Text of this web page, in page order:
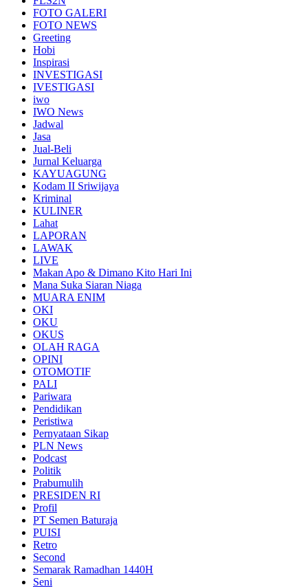
FOTO GALERI
FOTO NEWS
Greeting
Hobi
Inspirasi
INVESTIGASI
IVESTIGASI
iwo
IWO News
Jadwal
Jasa
Jual-Beli
Jurnal Keluarga
KAYUAGUNG
Kodam II Sriwijaya
Kriminal
KULINER
Lahat
LAPORAN
LAWAK
LIVE
Makan Apo & Dimano Kito Hari Ini
Mana Suka Siaran Niaga
MUARA ENIM
OKI
OKU
OKUS
OLAH RAGA
OPINI
OTOMOTIF
PALI
Pariwara
Pendidikan
Peristiwa
Pernyataan Sikap
PLN News
Podcast
Politik
Prabumulih
PRESIDEN RI
Profil
PT Semen Baturaja
PUISI
Retro
Second
Semarak Ramadhan 1440H
Seni